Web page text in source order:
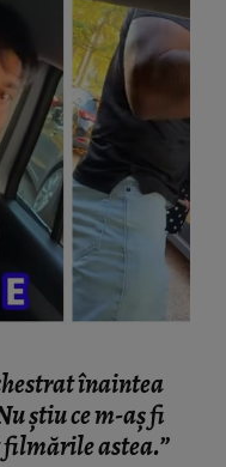
înaintea
știu ce m-aș fi
astea.”